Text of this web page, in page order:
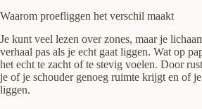
Waarom proefliggen het verschil maakt
Je kunt veel lezen over zones, maar je
verhaal pas als je echt gaat liggen. Wat op
het echt te zacht of te stevig voelen. Door
je of je schouder genoeg ruimte krijgt en of
liggen.